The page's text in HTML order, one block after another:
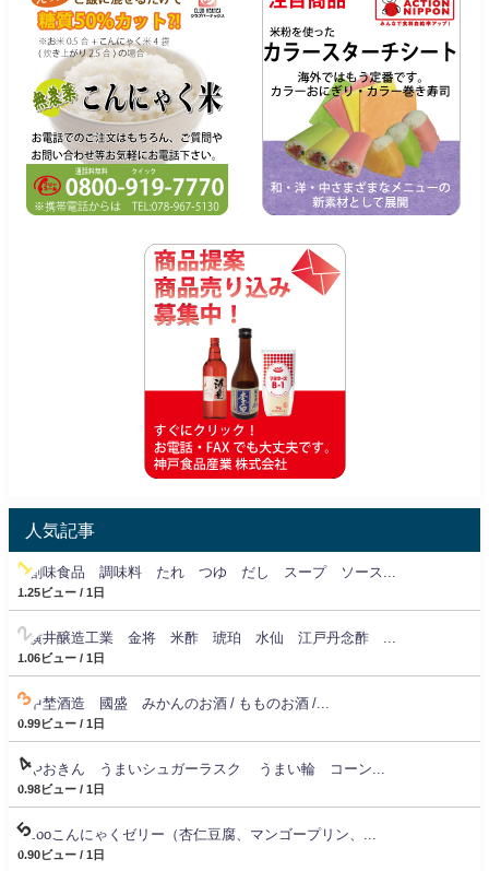
人気記事
創味食品 調味料 たれ つゆ だし スープ ソース...
1.25ビュー / 1日
横井醸造工業 金将 米酢 琥珀 水仙 江戸丹念酢 ...
1.06ビュー / 1日
中埜酒造 國盛 みかんのお酒 / もものお酒 /...
0.99ビュー / 1日
やおきん うまいシュガーラスク うまい輪 コーン...
0.98ビュー / 1日
zooこんにゃくゼリー（杏仁豆腐、マンゴープリン、...
0.90ビュー / 1日